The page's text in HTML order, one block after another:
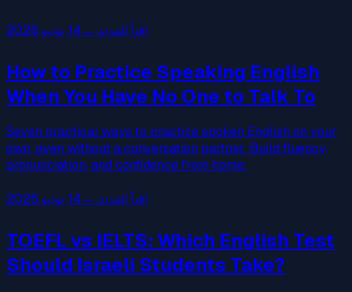
اقرأ المزيد →14 يونيو 2026
How to Practice Speaking English
When You Have No One to Talk To
Seven practical ways to practice spoken English on your
own, even without a conversation partner. Build fluency,
pronunciation, and confidence from home.
اقرأ المزيد →14 يونيو 2026
TOEFL vs IELTS: Which English Test
Should Israeli Students Take?